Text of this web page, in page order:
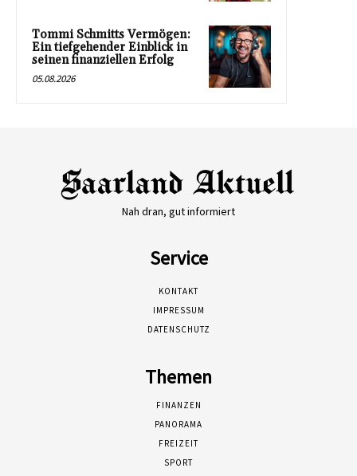
Tommi Schmitts Vermögen:
Ein tiefgehender Einblick in
seinen finanziellen Erfolg
05.08.2026
Nah dran, gut informiert
Service
KONTAKT
IMPRESSUM
DATENSCHUTZ
Themen
FINANZEN
PANORAMA
FREIZEIT
SPORT